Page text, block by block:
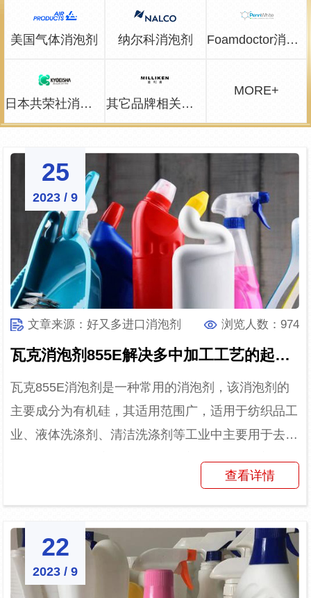
美国气体消泡剂 纳尔科消泡剂 Foamdoctor消泡剂
日本共荣社消泡剂 其它品牌相关问题
MORE+
2023 / 9
25
文章来源：好又多进口消泡剂 浏览人数：974
瓦克消泡剂855E解决多中加工工艺的起泡困扰
瓦克855E消泡剂是一种常用的消泡剂，该消泡剂的
主要成分为有机硅，其适用范围广，适用于纺织品工
业、液体洗涤剂、清洁洗涤剂等工业中主要用于去除
查看详情
2023 / 9
22